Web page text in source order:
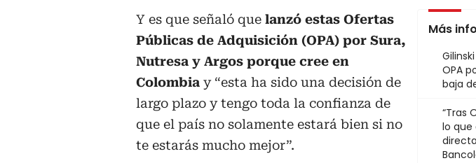
Más
OPA
baja
“Tras
lo que
Y es que señaló que lanzó estas Ofertas
Públicas de Adquisición (OPA) por Sura,
Nutresa y Argos porque cree en
Colombia y “esta ha sido una decisión de
largo plazo y tengo toda la confianza de
que el país no solamente estará bien si no
te estarás mucho mejor”.